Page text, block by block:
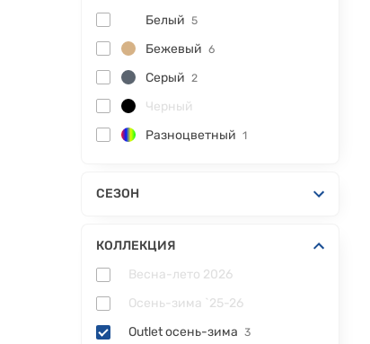
Белый 5
Бежевый 6
Серый 2
Черный
Разноцветный 1
СЕЗОН
КОЛЛЕКЦИЯ
Весна-лето 2026
Осень-зима `25-26
Outlet осень-зима 3